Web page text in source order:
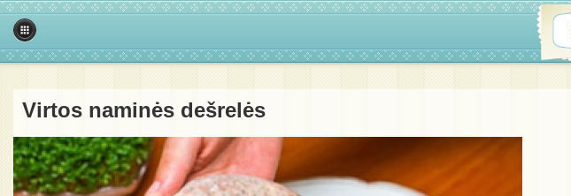
Virtos naminės dešrelės